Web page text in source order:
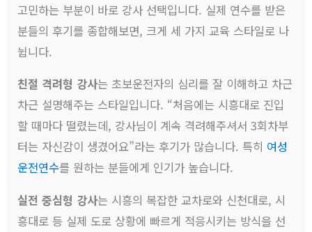
고민하는 부분이 바로 강사 선택입니다. 실제 연수를 받은
분들의 후기를 종합해보면, 크게 세 가지 교육 스타일로 나
뉩니다.
친절 격려형 강사는 초보운전자의 심리를 잘 이해하고 차근
차근 설명해주는 스타일입니다. “처음에는 시흥대로 진입
할 때마다 떨렸는데, 강사님이 계속 격려해주셔서 3회차부
터는 자신감이 생겼어요”라는 후기가 많습니다. 특히 여성
운전연수를 원하는 분들에게 인기가 높습니다.
실전 중심형 강사는 시흥의 복잡한 교차로와 신천대로, 시
흥대로 등 실제 도로 상황에 빠르게 적응시키는 방식을 선